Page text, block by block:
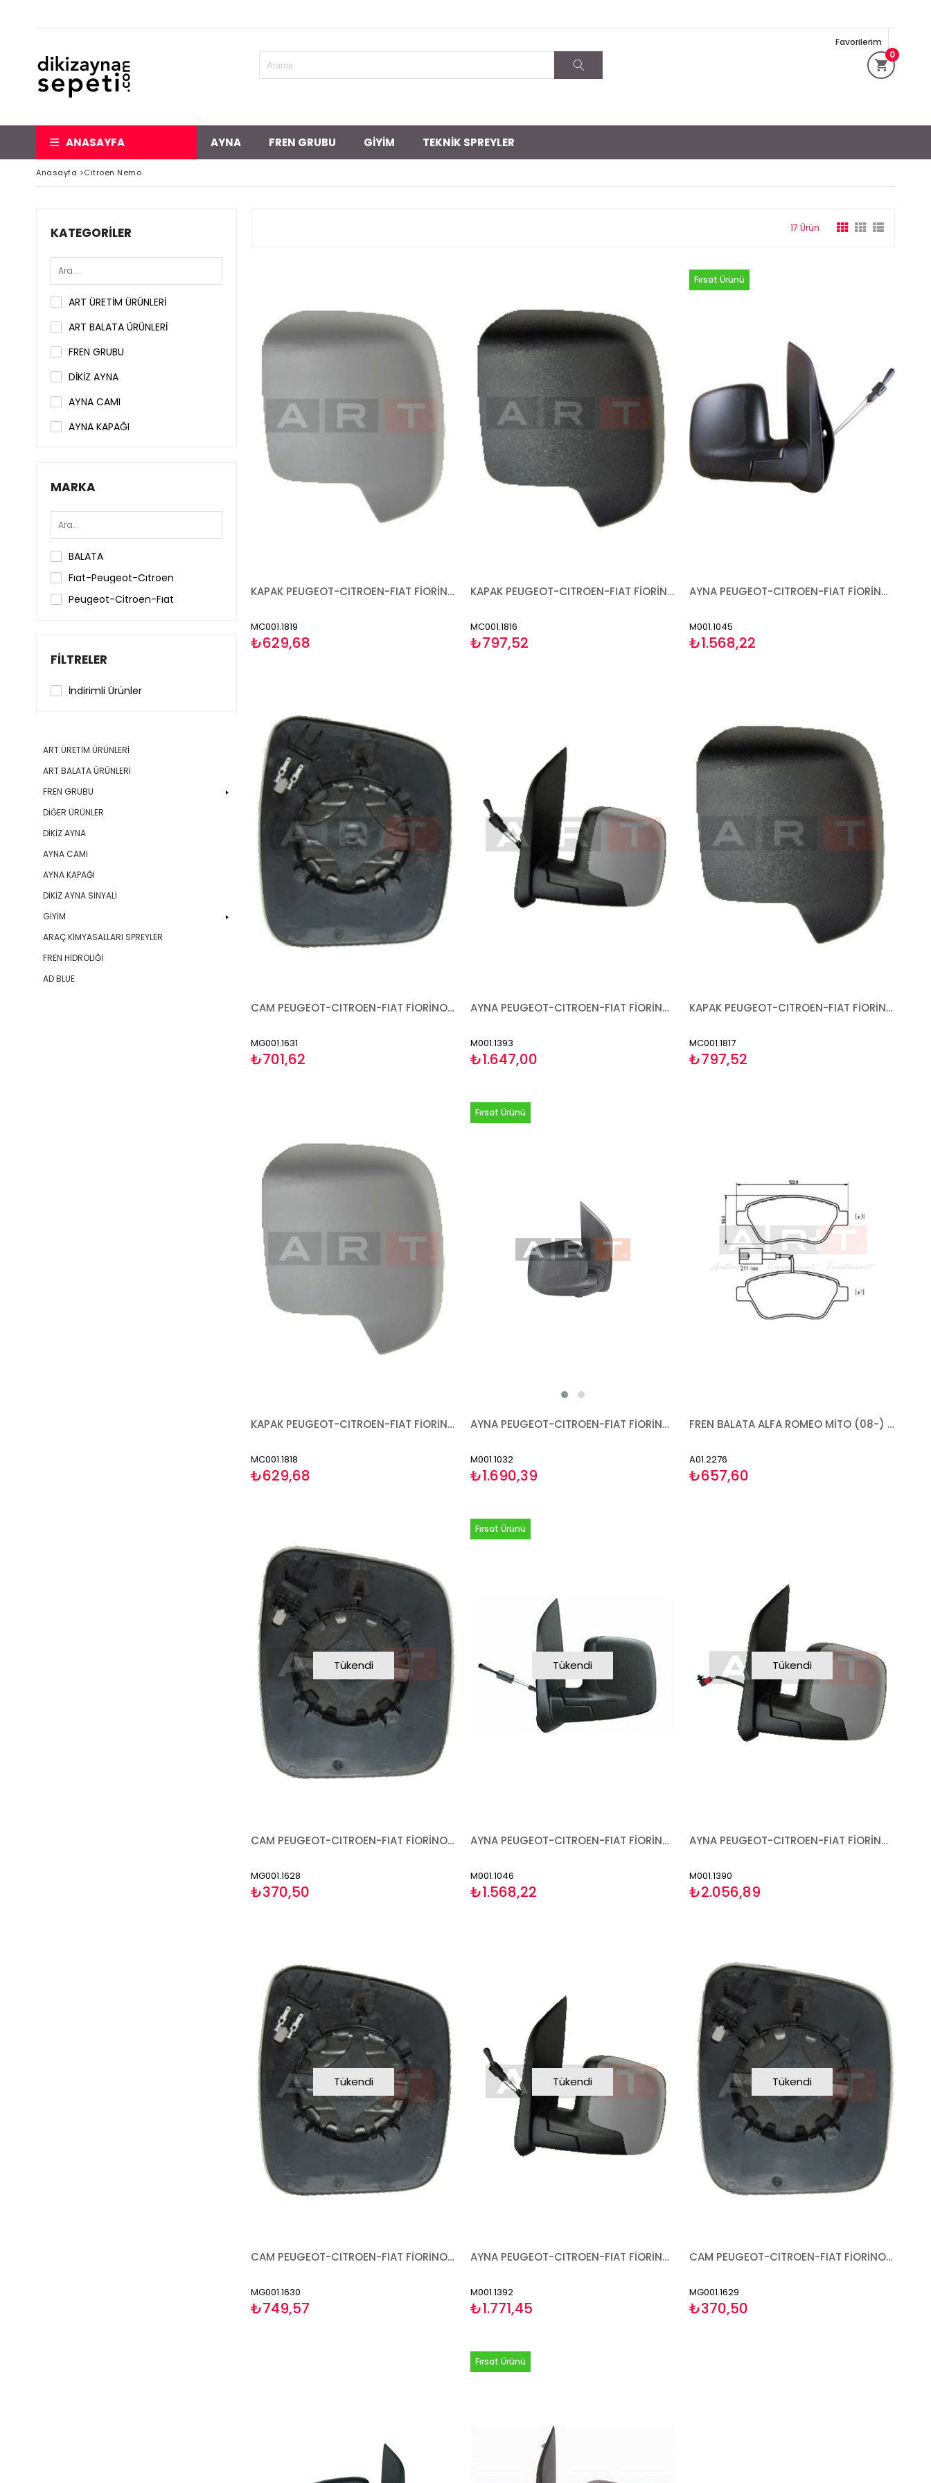
0
Favorilerim
ANASAYFA AYNA FREN GRUBU GİYİM TEKNİK SPREYLER
Anasayfa >Citroen Nemo
KATEGORILER
ART ÜRETİM ÜRÜNLERİ
ART BALATA ÜRÜNLERİ
FREN GRUBU
DİKİZ AYNA
AYNA CAMI
AYNA KAPAĞI
MARKA
BALATA
Fıat-Peugeot-Cıtroen
Peugeot-Citroen-Fıat
FILTRELER
İndirimli Ürünler
ART ÜRETİM ÜRÜNLERİ
ART BALATA ÜRÜNLERİ
FREN GRUBU
DİĞER ÜRÜNLER
DİKİZ AYNA
AYNA CAMI
AYNA KAPAĞI
DİKİZ AYNA SİNYALİ
GİYİM
ARAÇ KİMYASALLARI SPREYLER
FREN HİDROLİĞİ
AD BLUE
17 Ürün
KAPAK PEUGEOT-CITROEN-FIAT FİORİNO BİPPER NEMO 2007- ASTARLI SAĞ
MC001.1819
₺629,68
KAPAK PEUGEOT-CITROEN-FIAT FİORİNO BİPPER NEMO 2007- SOL
MC001.1816
₺797,52
AYNA PEUGEOT-CITROEN-FIAT FİORİNO BİPPER NEMO 2007- MEKANİK SAĞ
M001.1045
₺1.568,22
Fırsat Ürünü
CAM PEUGEOT-CITROEN-FIAT FİORİNO BİPPER NEMO 2007- ISITMALI SAĞ
MG001.1631
₺701,62
AYNA PEUGEOT-CITROEN-FIAT FİORİNO BİPPER NEMO 2007- MEKANİK ASTARLI SOL
M001.1393
₺1.647,00
KAPAK PEUGEOT-CITROEN-FIAT FİORİNO BİPPER NEMO 2007- SAĞ
MC001.1817
₺797,52
KAPAK PEUGEOT-CITROEN-FIAT FİORİNO BİPPER NEMO 2007- ASTARLI SOL
MC001.1818
₺629,68
AYNA PEUGEOT-CITROEN-FIAT FİORİNO BİPPER NEMO 2007- ELEKTRİKLİ ISITMALI SENSÖRLÜ SAĞ
M001.1032
₺1.690,39
Fırsat Ürünü
FREN BALATA ALFA ROMEO MİTO (08-) CİTROEN NEMO (08-) FİAT 500 (07-) 500C (09-) BRAVO (06-) DOBLO (00-) FİORİNO (07-) GRANDE PUNTO (05-13) LİNEA (07-) PANDA (03-) PUNTO (12-) PUNTO EVO (08-) STİLO (01-10) LANCİA MUSA (04-12) PEUGEOT BİPPER (08-) KÜÇÜK TİP
A01.2276
₺657,60
Tükendi
CAM PEUGEOT-CITROEN-FIAT FİORİNO BİPPER NEMO 2007- SOL
MG001.1628
₺370,50
Tükendi
AYNA PEUGEOT-CITROEN-FIAT FİORİNO BİPPER NEMO 2007- MEKANİK SOL
M001.1046
₺1.568,22
Fırsat Ürünü
Tükendi
AYNA PEUGEOT-CITROEN-FIAT FİORİNO BİPPER NEMO 2007- ELEKTRİKLİ ISITMALI ASTARLI SOL
M001.1390
₺2.056,89
Tükendi
CAM PEUGEOT-CITROEN-FIAT FİORİNO BİPPER NEMO 2007- ISITMALI SOL
MG001.1630
₺749,57
Tükendi
AYNA PEUGEOT-CITROEN-FIAT FİORİNO BİPPER NEMO 2007- MEKANİK ASTARLI SAĞ
M001.1392
₺1.771,45
Tükendi
CAM PEUGEOT-CITROEN-FIAT FİORİNO BİPPER NEMO 2007- SAĞ
MG001.1629
₺370,50
Fırsat Ürünü